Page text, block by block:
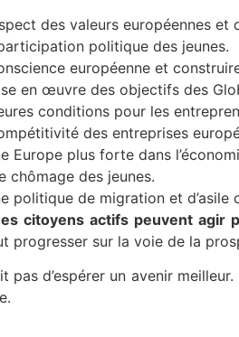
des valeurs européennes et
politique des jeunes.
européenne et
en œuvre des objectifs des
conditions pour les
des entreprises
Europe plus forte dans
chômage des jeunes.
politique de migration et d’asile
citoyens actifs peuvent agir
progresser sur la voie de la
pas d’espérer un avenir